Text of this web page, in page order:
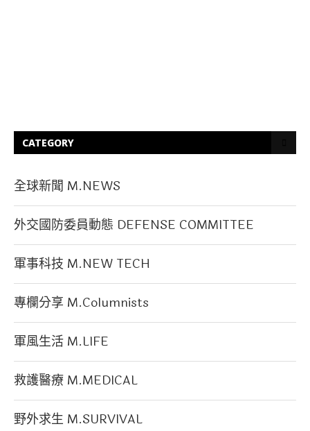
CATEGORY
全球新聞 M.NEWS
外交國防委員動態 DEFENSE COMMITTEE
軍事科技 M.NEW TECH
專欄分享 M.Columnists
軍風生活 M.LIFE
救護醫療 M.MEDICAL
野外求生 M.SURVIVAL